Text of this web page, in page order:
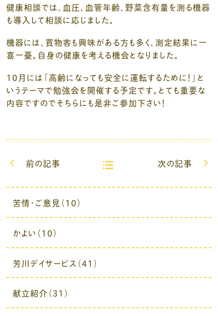
健康相談では、血圧、血管年齢、野菜含有量を測る機器
も導入して相談に応じました。
機器には、買物客も興味がある方も多く、測定結果に一
喜一憂。自身の健康を考える機会となりました。
10月には「高齢になっても安全に運転するために！」と
いうテーマで勉強会を開催する予定です。とても重要な
内容ですのでそちらにも是非ご参加下さい！
前の記事 次の記事
苦情・ご意見（10）
かよい（10）
芳川デイサービス（41）
献立紹介（31）